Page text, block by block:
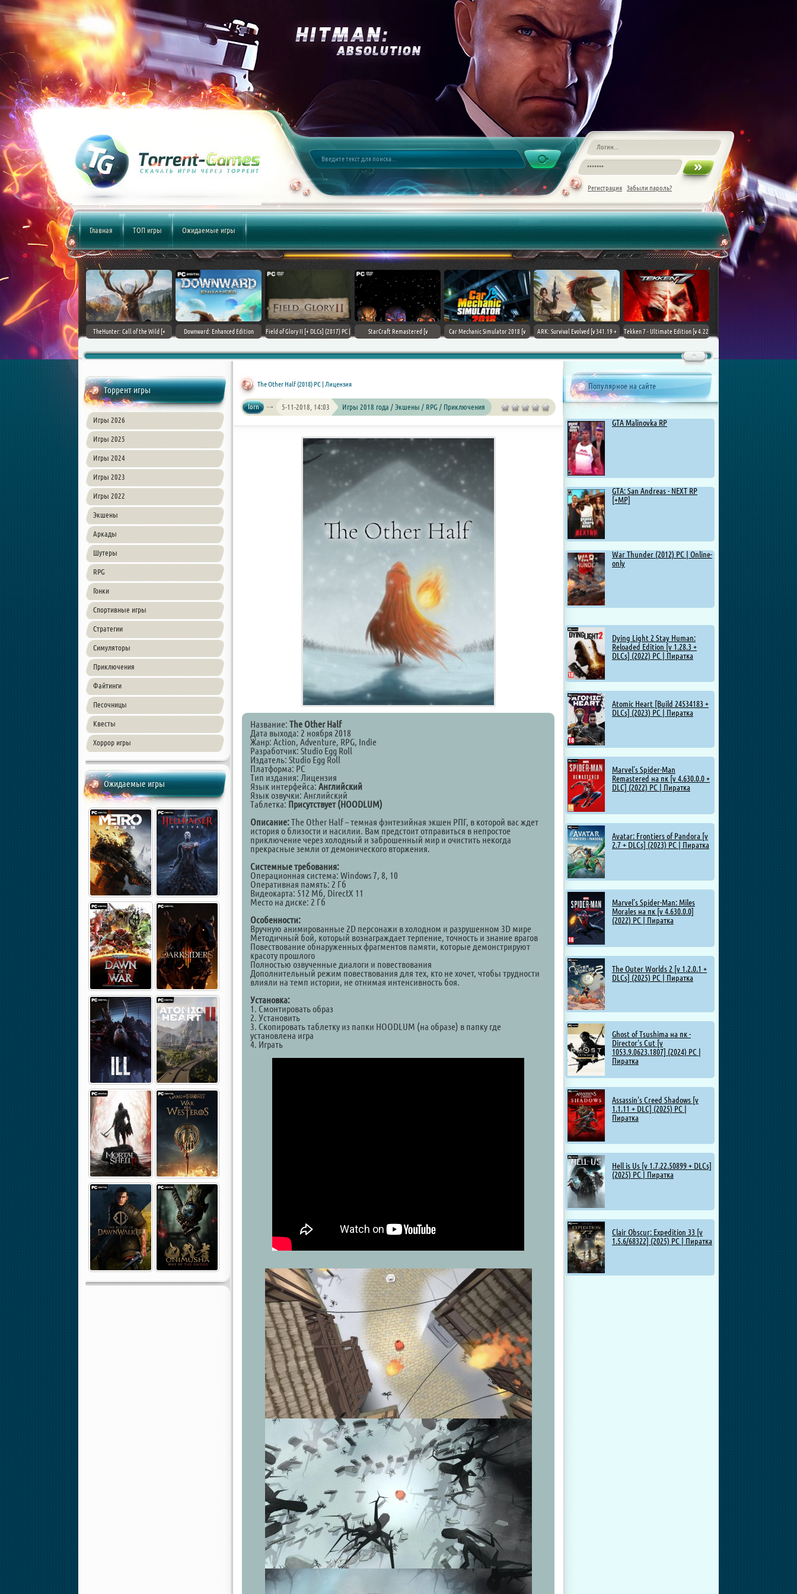
Регистрация Забыли пароль?
Главная ТОП игры Ожидаемые игры
World [v 1.11.4 + DLCs] (2017)
PC | Лицензия
TheHunter: Call of the Wild [+
Downward: Enhanced Edition
Field of Glory II [+ DLCs] (2017) PC |
StarCraft Remastered [v
Car Mechanic Simulator 2018 [v
ARK: Survival Evolved [v 341.19 +
Tekken 7 - Ultimate Edition [v 4.22
Chovka
Торрент игры
Игры 2026
Игры 2025
Игры 2024
Игры 2023
Игры 2022
Экшены
Аркады
Шутеры
RPG
Гонки
Спортивные игры
Стратегии
Симуляторы
Приключения
Файтинги
Песочницы
Квесты
Хоррор игры
Ожидаемые игры
Популярное на сайте
GTA Malinovka RP
GTA: San Andreas - NEXT RP
[+MP]
War Thunder (2012) PC | Online-
only
Dying Light 2 Stay Human:
Reloaded Edition [v 1.28.3 +
DLCs] (2022) PC | Пиратка
Atomic Heart [Build 24534183 +
DLCs] (2023) PC | Пиратка
Marvel’s Spider-Man
Remastered на пк [v 4.630.0.0 +
DLC] (2022) PC | Пиратка
Avatar: Frontiers of Pandora [v
2.7 + DLCs] (2023) PC | Пиратка
Marvel’s Spider-Man: Miles
Morales на пк [v 4.630.0.0]
(2022) PC | Пиратка
The Outer Worlds 2 [v 1.2.0.1 +
DLCs] (2025) PC | Пиратка
Ghost of Tsushima на пк -
Director's Cut [v
1053.9.0623.1807] (2024) PC |
Пиратка
Assassin's Creed Shadows [v
1.1.11 + DLC] (2025) PC |
Пиратка
Hell is Us [v 1.7.22.50899 + DLCs]
(2025) PC | Пиратка
Clair Obscur: Expedition 33 [v
1.5.6/68322] (2025) PC | Пиратка
The Other Half (2018) PC | Лицензия
lorn 5-11-2018, 14:03 Игры 2018 года / Экшены / RPG / Приключения
Название: The Other Half
Дата выхода: 2 ноября 2018
Жанр: Action, Adventure, RPG, Indie
Разработчик: Studio Egg Roll
Издатель: Studio Egg Roll
Платформа: PC
Тип издания: Лицензия
Язык интерфейса: Английский
Язык озвучки: Английский
Таблетка: Присутствует (HOODLUM)
Описание:The Other Half – темная фэнтезийная экшен РПГ, в которой вас ждет
история о близости и насилии. Вам предстоит отправиться в непростое
приключение через холодный и заброшенный мир и очистить некогда
прекрасные земли от демонического вторжения.
Системные требования:
Операционная система: Windows 7, 8, 10
Оперативная память: 2 Гб
Видеокарта: 512 Мб, DirectX 11
Место на диске: 2 Гб
Особенности:
Вручную анимированные 2D персонажи в холодном и разрушенном 3D мире
Методичный бой, который вознаграждает терпение, точность и знание врагов
Повествование обнаруженных фрагментов памяти, которые демонстрируют
красоту прошлого
Полностью озвученные диалоги и повествования
Дополнительный режим повествования для тех, кто не хочет, чтобы трудности
влияли на темп истории, не отнимая интенсивность боя.
Установка:
1. Смонтировать образ
2. Установить
3. Скопировать таблетку из папки HOODLUM (на образе) в папку где
установлена игра
4. Играть